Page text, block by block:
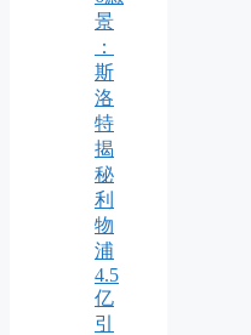
景
：
斯
洛
特
揭
秘
利
物
浦
4.5
亿
引